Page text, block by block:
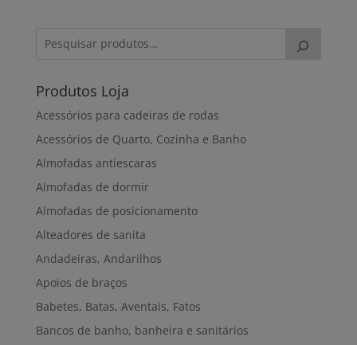
Produtos Loja
Acessórios para cadeiras de rodas
Acessórios de Quarto, Cozinha e Banho
Almofadas antiescaras
Almofadas de dormir
Almofadas de posicionamento
Alteadores de sanita
Andadeiras, Andarilhos
Apoios de braços
Babetes, Batas, Aventais, Fatos
Bancos de banho, banheira e sanitários